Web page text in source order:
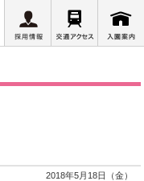
2018年5月18日（金）